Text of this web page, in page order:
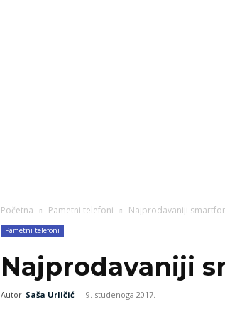
Početna Pametni telefoni Najprodavaniji
Pametni telefoni
Najprodavaniji
Autor Saša Urličić - 9. studenoga 2017.